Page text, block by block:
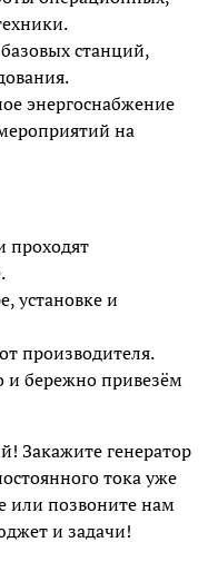
станций,
энергоснабжение
на
проходят
установке и
производителя.
и бережно привезём
Закажите генератор
тока уже
или позвоните нам
и задачи!